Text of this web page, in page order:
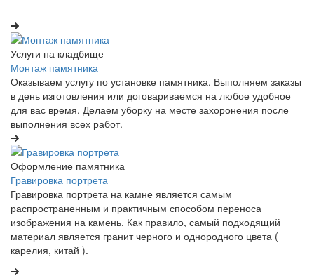
Услуги на кладбище
Монтаж памятника
Оказываем услугу по установке памятника. Выполняем заказы
в день изготовления или договариваемся на любое удобное
для вас время. Делаем уборку на месте захоронения после
выполнения всех работ.
Оформление памятника
Гравировка портрета
Гравировка портрета на камне является самым
распространенным и практичным способом переноса
изображения на камень. Как правило, самый подходящий
материал является гранит черного и однородного цвета (
карелия, китай ).